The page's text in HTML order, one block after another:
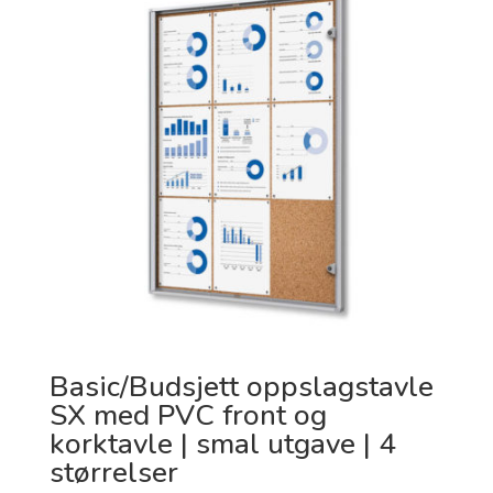
Basic/Budsjett oppslagstavle
SX med PVC front og
korktavle | smal utgave | 4
størrelser